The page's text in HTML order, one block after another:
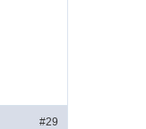
#29